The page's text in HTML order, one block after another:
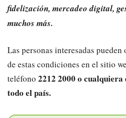
fidelización, mercadeo digital,
muchos más.
Las personas interesadas
de estas condiciones en el sitio
teléfono 2212 2000 o cualquiera
todo el país.